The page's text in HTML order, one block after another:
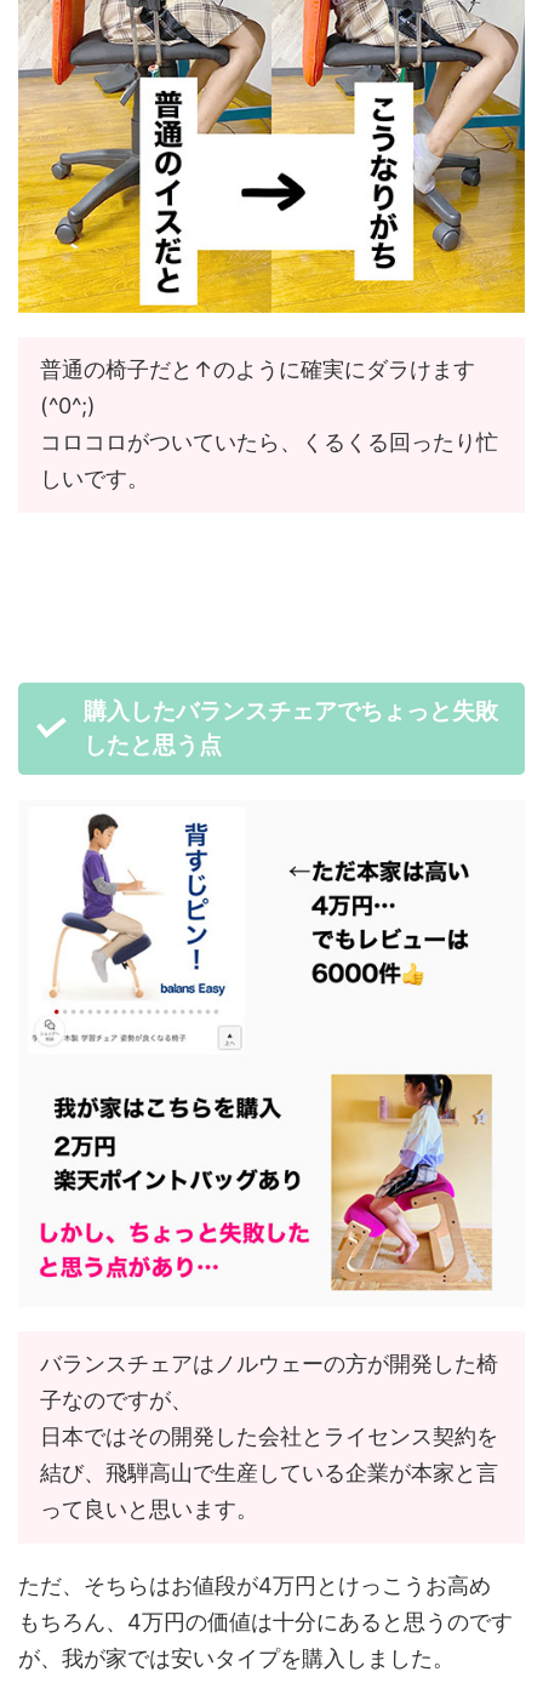
普通の椅子だと↑のように確実にダラけます
(^0^;)
コロコロがついていたら、くるくる回ったり忙
しいです。
購入したバランスチェアでちょっと失敗
したと思う点
バランスチェアはノルウェーの方が開発した椅
子なのですが、
日本ではその開発した会社とライセンス契約を
結び、飛騨高山で生産している企業が本家と言
って良いと思います。
ただ、そちらはお値段が4万円とけっこうお高め
もちろん、4万円の価値は十分にあると思うのです
が、我が家では安いタイプを購入しました。